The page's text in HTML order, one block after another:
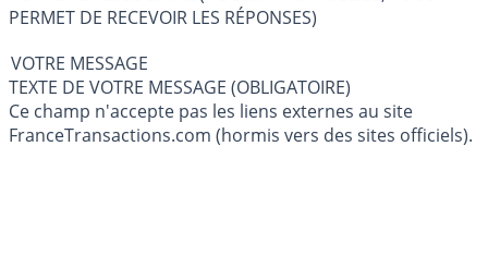
PERMET DE RECEVOIR LES RÉPONSES)
VOTRE MESSAGE
TEXTE DE VOTRE MESSAGE (OBLIGATOIRE)
Ce champ n'accepte pas les liens externes au site
FranceTransactions.com (hormis vers des sites officiels).